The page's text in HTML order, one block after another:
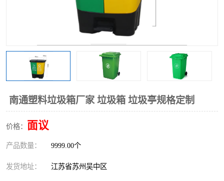
南通塑料垃圾箱厂家 垃圾箱 垃圾亭规格定制
价格： 面议
产品数量： 9999.00个
发货地址： 江苏省苏州吴中区